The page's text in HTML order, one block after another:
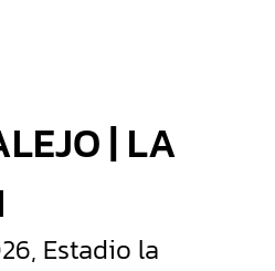
| LA
Estadio la